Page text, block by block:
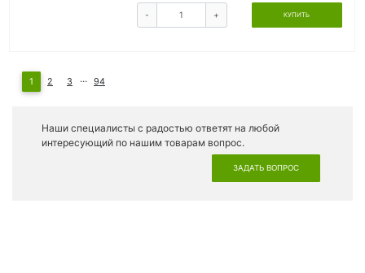
- + КУПИТЬ
1 2 3 ... 94
Наши специалисты с радостью ответят на любой
интересующий по нашим товарам вопрос.
ЗАДАТЬ ВОПРОС